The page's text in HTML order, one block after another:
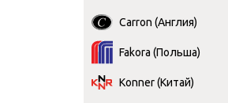
Carron (Англия)
Fakora (Польша)
Konner (Китай)